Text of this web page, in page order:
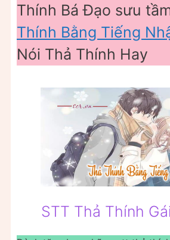
Thính Bá Đạo sưu
Thính Bằng Tiếng
Nói Thả Thính Hay
STT Thả Thính